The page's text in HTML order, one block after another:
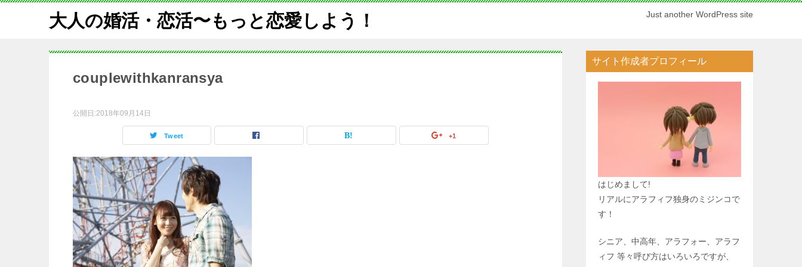
大人の婚活・恋活〜もっと恋愛しよう！ Just another WordPress site
couplewithkanransya
公開日:2018年09月14日
Tweet +1
サイト作成者プロフィール
はじめまして!
リアルにアラフィフ独身のミジンコで
す！
シニア、中高年、アラフォー、アラフ
ィフ 等々呼び方はいろいろですが、